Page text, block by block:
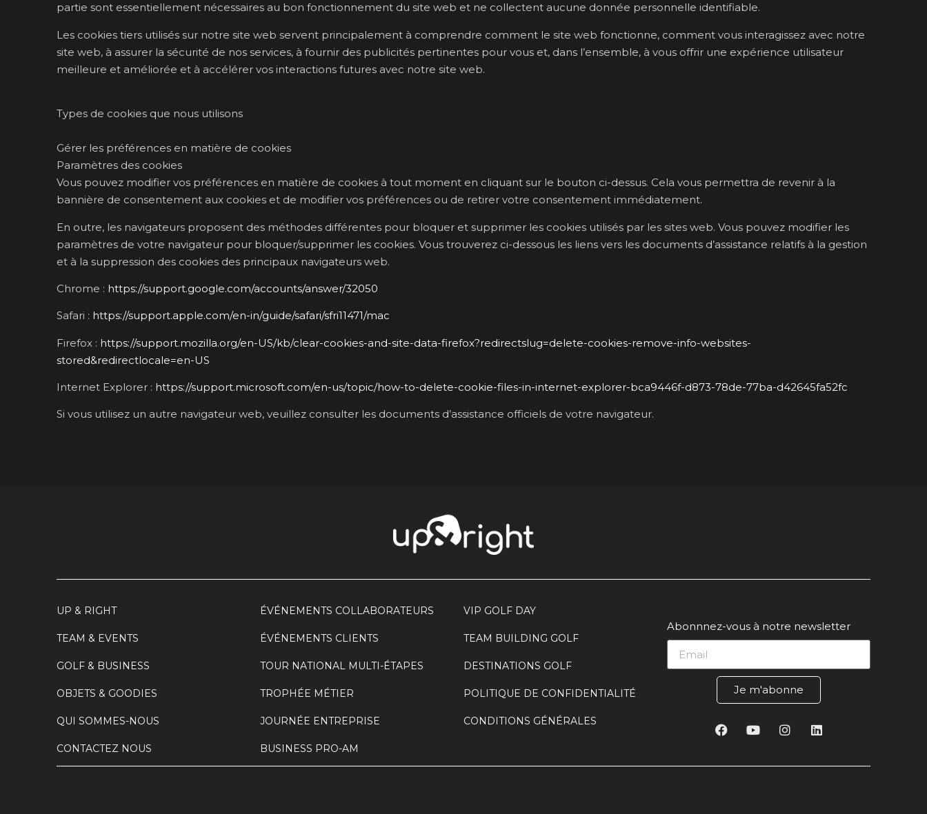
partie sont essentiellement nécessaires au bon fonctionnement du site web et ne collectent aucune donnée personnelle identifiable.
Les cookies tiers utilisés sur notre site web servent principalement à comprendre comment le site web fonctionne, comment vous interagissez avec notre
site web, à assurer la sécurité de nos services, à fournir des publicités pertinentes pour vous et, dans l’ensemble, à vous offrir une expérience utilisateur
meilleure et améliorée et à accélérer vos interactions futures avec notre site web.
Types de cookies que nous utilisons
Gérer les préférences en matière de cookies
Paramètres des cookies
Vous pouvez modifier vos préférences en matière de cookies à tout moment en cliquant sur le bouton ci-dessus. Cela vous permettra de revenir à la
bannière de consentement aux cookies et de modifier vos préférences ou de retirer votre consentement immédiatement.
En outre, les navigateurs proposent des méthodes différentes pour bloquer et supprimer les cookies utilisés par les sites web. Vous pouvez modifier les
paramètres de votre navigateur pour bloquer/supprimer les cookies. Vous trouverez ci-dessous les liens vers les documents d’assistance relatifs à la gestion
et à la suppression des cookies des principaux navigateurs web.
Chrome : https://support.google.com/accounts/answer/32050
Safari : https://support.apple.com/en-in/guide/safari/sfri11471/mac
Firefox : https://support.mozilla.org/en-US/kb/clear-cookies-and-site-data-firefox?redirectslug=delete-cookies-remove-info-websites-
stored&redirectlocale=en-US
Internet Explorer : https://support.microsoft.com/en-us/topic/how-to-delete-cookie-files-in-internet-explorer-bca9446f-d873-78de-77ba-d42645fa52fc
Si vous utilisez un autre navigateur web, veuillez consulter les documents d’assistance officiels de votre navigateur.
UP & RIGHT
TEAM & EVENTS
GOLF & BUSINESS
OBJETS & GOODIES
QUI SOMMES-NOUS
CONTACTEZ NOUS
ÉVÉNEMENTS COLLABORATEURS
ÉVÉNEMENTS CLIENTS
TOUR NATIONAL MULTI-ÉTAPES
TROPHÉE MÉTIER
JOURNÉE ENTREPRISE
BUSINESS PRO-AM
VIP GOLF DAY
TEAM BUILDING GOLF
DESTINATIONS GOLF
POLITIQUE DE CONFIDENTIALITÉ
CONDITIONS GÉNÉRALES
Abonnnez-vous à notre newsletter
Je m'abonne